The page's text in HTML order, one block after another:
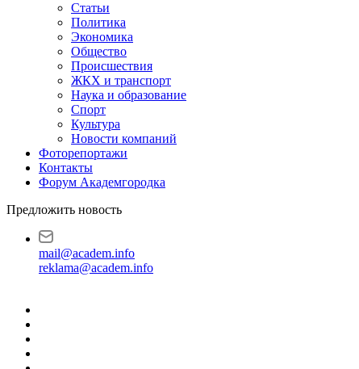
Статьи
Политика
Экономика
Общество
Происшествия
ЖКХ и транспорт
Наука и образование
Спорт
Культура
Новости компаний
Фоторепортажи
Контакты
Форум Академгородка
Предложить новость
mail@academ.info
reklama@academ.info